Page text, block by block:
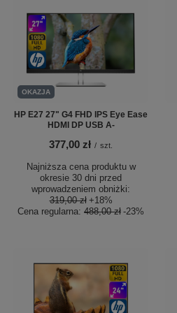
OKAZJA
HP E27 27" G4 FHD IPS Eye Ease
HDMI DP USB A-
377,00 zł / szt.
Najniższa cena produktu w
okresie 30 dni przed
wprowadzeniem obniżki:
319,00 zł +18%
Cena regularna: 488,00 zł -23%